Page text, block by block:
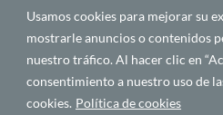
Usamos cookies para mejorar su
mostrarle anuncios o contenidos
nuestro tráfico. Al hacer clic en
consentimiento a nuestro uso de
cookies. Política de cookies
Quiénes somos
Autores
Español